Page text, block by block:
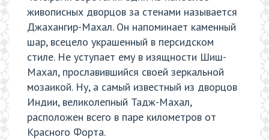
живописных дворцов за стенами называется
Джахангир-Махал. Он напоминает каменный
шар, всецело украшенный в персидском
стиле. Не уступает ему в изящности Шиш-
Махал, прославившийся своей зеркальной
мозаикой. Ну, а самый известный из дворцов
Индии, великолепный Тадж-Махал,
расположен всего в паре километров от
Красного Форта.